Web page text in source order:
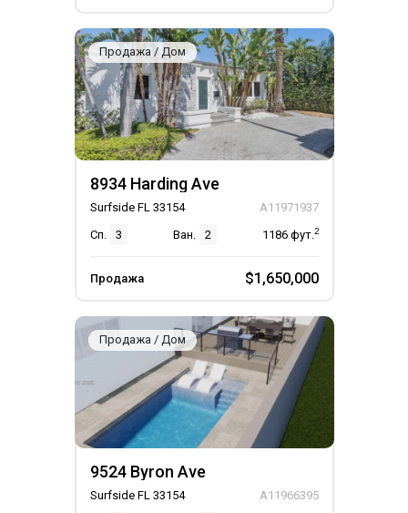
Продажа / Дом
8934 Harding Ave
Surfside FL 33154
A11971937
Сп.
3 Ван. 2 1186 фут.2
Продажа $1,650,000
Продажа / Дом
9524 Byron Ave
Surfside FL 33154
A11966395